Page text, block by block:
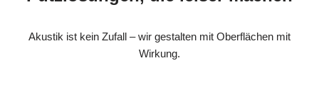
Akustik ist kein Zufall – wir gestalten mit Oberflächen mit
Wirkung.